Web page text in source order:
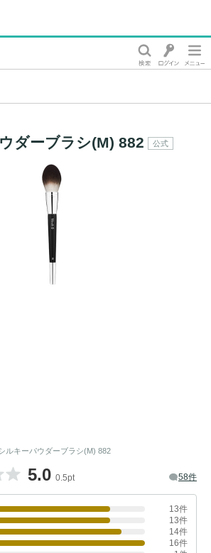
ダーブラシ(M) 882 公式
ルキーパウダーブラシ(M) 882
5.0 0.5pt 58件
13件
13件
14件
16件